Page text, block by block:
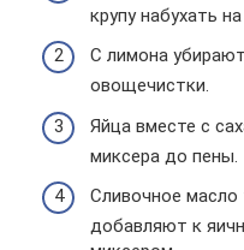
крупу набухать
С лимона
овощечистки.
Яйца вместе с
миксера до пены.
Сливочное масло
добавляют к